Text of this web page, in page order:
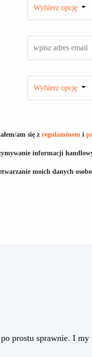
Wybierz opcję
Wybierz opcję
am się z regulaminemi
informacji
moich danych
prostu sprawnie. I my